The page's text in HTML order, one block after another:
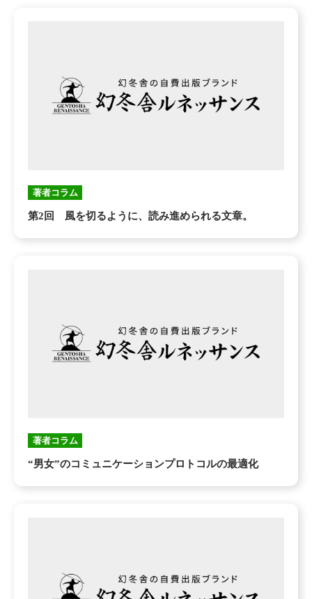
著者コラム
第2回 風を切るように、読み進められる文章。
著者コラム
“男女”のコミュニケーションプロトコルの最適化